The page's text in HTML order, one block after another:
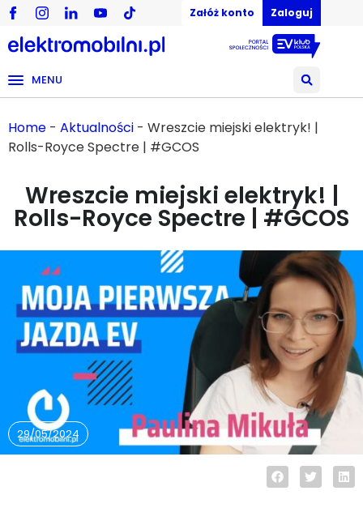
Załóż konto Zaloguj
MENU
Home - Aktualności - Wreszcie miejski elektryk! |
Rolls-Royce Spectre | #GCOS
Wreszcie miejski elektryk! |
Rolls-Royce Spectre | #GCOS
29/05/2024